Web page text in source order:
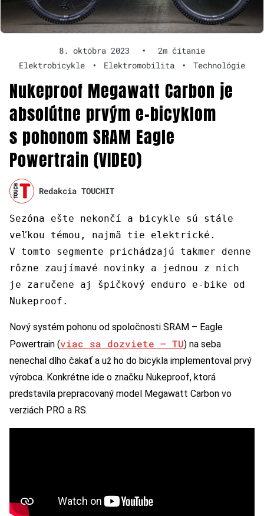
8. októbra 2023 •
2m čítanie
Elektrobicykle
• Elektromobilita • Technológie
Nukeproof Megawatt Carbon je
absolútne prvým e-bicyklom
s pohonom SRAM Eagle
Powertrain (VIDEO)
Redakcia TOUCHIT
Sezóna ešte nekončí a bicykle sú stále
veľkou témou, najmä tie elektrické.
V tomto segmente prichádzajú takmer denne
rôzne zaujímavé novinky a jednou z nich
je zaručene aj špičkový enduro e-bike od
Nukeproof.
Nový systém pohonu od spoločnosti SRAM – Eagle
Powertrain (viac sa dozviete ­– TU) na seba
nenechal dlho čakať a už ho do bicykla implementoval prvý
výrobca. Konkrétne ide o značku Nukeproof, ktorá
predstavila prepracovaný model Megawatt Carbon vo
verziách PRO a RS.